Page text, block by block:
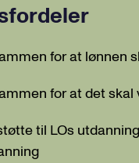
for at lønnen
for at det
til LOs